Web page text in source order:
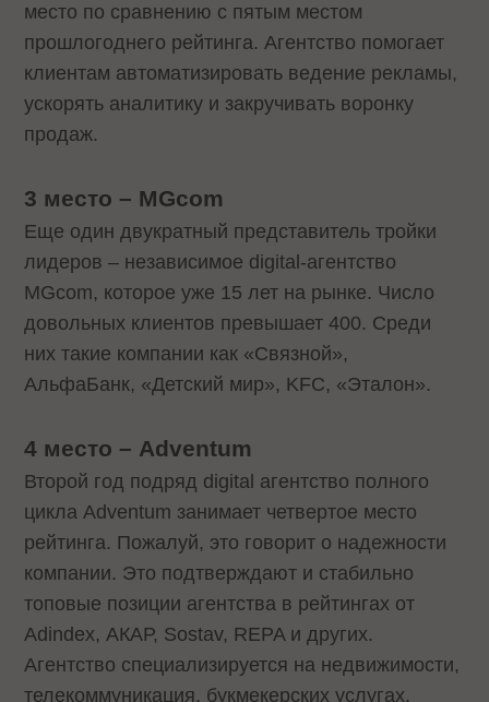
место по сравнению с пятым местом
прошлогоднего рейтинга. Агентство помогает
клиентам автоматизировать ведение рекламы,
ускорять аналитику и закручивать воронку
продаж.
3 место – MGcom
Еще один двукратный представитель тройки
лидеров – независимое digital-агентство
MGcom, которое уже 15 лет на рынке. Число
довольных клиентов превышает 400. Среди
них такие компании как «Связной»,
АльфаБанк, «Детский мир», KFC, «Эталон».
4 место – Adventum
Второй год подряд digital агентство полного
цикла Adventum занимает четвертое место
рейтинга. Пожалуй, это говорит о надежности
компании. Это подтверждают и стабильно
топовые позиции агентства в рейтингах от
Adindex, АКАР, Sostav, REPA и других.
Агентство специализируется на недвижимости,
телекоммуникация, букмекерских услугах,